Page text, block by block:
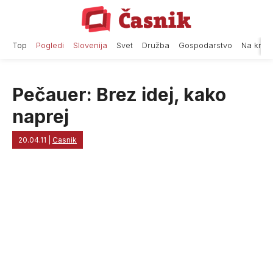
Top Pogledi Slovenija Svet Družba Gospodarstvo Na
Pečauer: Brez idej, kako
naprej
20.04.11 Casnik